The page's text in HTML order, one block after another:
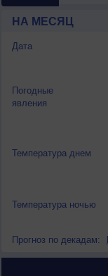
НА МЕСЯЦ
Дата
Погодные
явления
Температура днем
Температура ночью
Прогноз по декадам: